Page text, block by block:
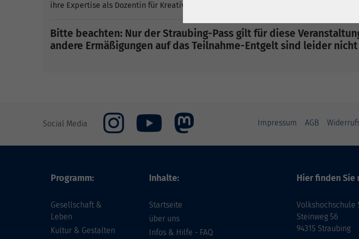
ihre Expertise als Dozentin für Kreatives Schreiben weiter.
Bitte beachten: Nur der Straubing-Pass gilt für diese
andere Ermäßigungen auf das Teilnahme-Entgelt sind leider
Social Media Impressum AGB
Programm:
Gesellschaft &
Leben
Kultur & Gestalten
Inhalte:
Startseite
über uns
Infos & Hilfe - FAQ
Hier finden Sie
Volkshochschule
Steinweg 56
94315 Straubing